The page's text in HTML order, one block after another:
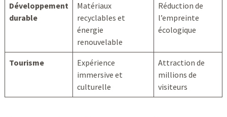
Développement
durable
Matériaux
recyclables et
énergie
renouvelable
Réduction de
l’empreinte
écologique
Tourisme
Expérience
immersive et
culturelle
Attraction de
millions de
visiteurs